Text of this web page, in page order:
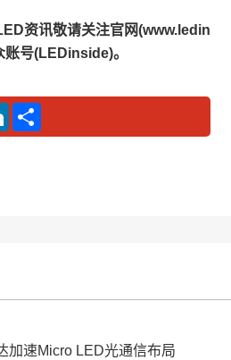
资讯敬请关注官网(www.ledin
号(LEDinside)。
L
n
加速Micro LED光通信布局